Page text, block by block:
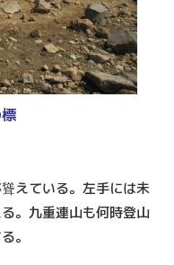
えている。左手には未
。九重連山も何時登山
。